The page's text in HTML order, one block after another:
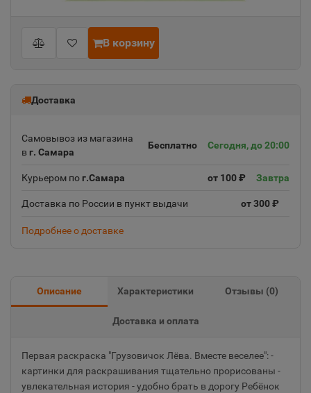
В корзину
Доставка
Самовывоз из магазина
в г. Самара
Бесплатно Сегодня, до 20:00
Курьером пог.Самара от 100 ₽ Завтра
Доставка по России в пункт выдачи от 300 ₽
Подробнее о доставке
Описание Характеристики Отзывы (0)
Доставка и оплата
Первая раскраска "Грузовичок Лёва. Вместе веселее": -
картинки для раскрашивания тщательно прорисованы -
увлекательная история - удобно брать в дорогу Ребёнок